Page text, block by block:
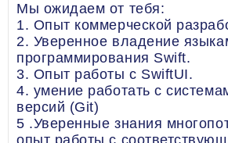
Мы ожидаем от тебя:
1. Опыт коммерческой
2. Уверенное владение
программирования Swift.
3. Опыт работы с SwiftUI.
4. умение работать с
версий (Git)
5 .Уверенные знания
опыт работы с